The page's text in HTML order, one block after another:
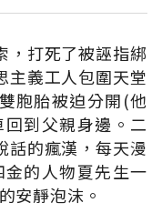
，打死了被誣指綁
主義工人包圍天堂
胞胎被迫分開(他
到父親身邊。二
話的瘋漢，每天漫
的人物夏先生一
安靜泡沫。